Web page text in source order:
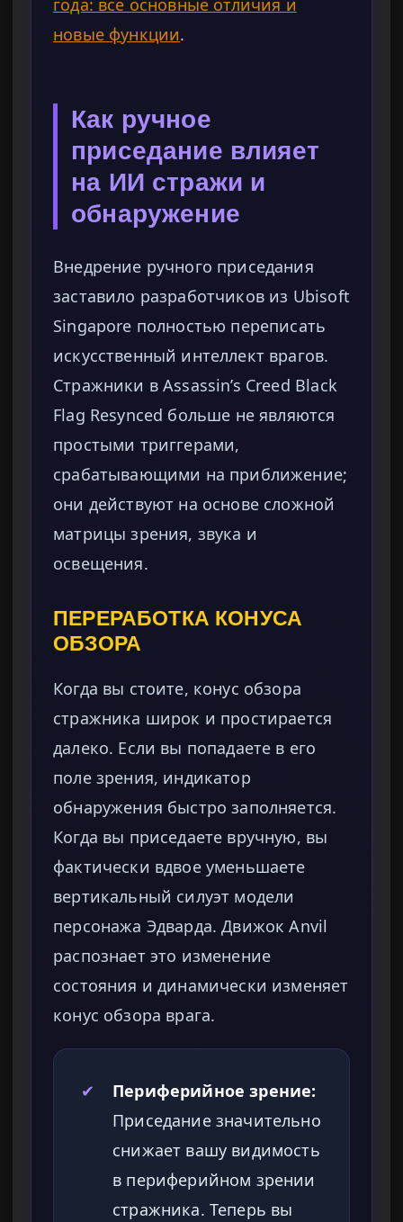
года: все основные отличия и
новые функции.
Как ручное
приседание влияет
на ИИ стражи и
обнаружение
Внедрение ручного приседания
заставило разработчиков из Ubisoft
Singapore полностью переписать
искусственный интеллект врагов.
Стражники в Assassin’s Creed Black
Flag Resynced больше не являются
простыми триггерами,
срабатывающими на приближение;
они действуют на основе сложной
матрицы зрения, звука и
освещения.
ПЕРЕРАБОТКА КОНУСА
ОБЗОРА
Когда вы стоите, конус обзора
стражника широк и простирается
далеко. Если вы попадаете в его
поле зрения, индикатор
обнаружения быстро заполняется.
Когда вы приседаете вручную, вы
фактически вдвое уменьшаете
вертикальный силуэт модели
персонажа Эдварда. Движок Anvil
распознает это изменение
состояния и динамически изменяет
конус обзора врага.
✔
Периферийное зрение:
Приседание значительно
снижает вашу видимость
в периферийном зрении
стражника. Теперь вы